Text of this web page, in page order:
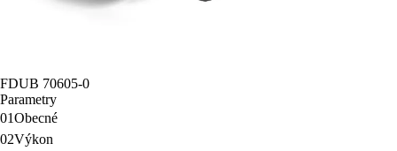
FDUB 70605-0
Parametry
01Obecné
02Výkon